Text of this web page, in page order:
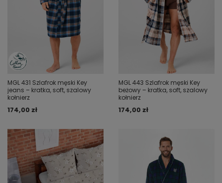
MGL 431 Szlafrok męski Key
jeans – kratka, soft, szalowy
kołnierz
174,00 zł
MGL 443 Szlafrok męski Key
beżowy – kratka, soft, szalowy
kołnierz
174,00 zł